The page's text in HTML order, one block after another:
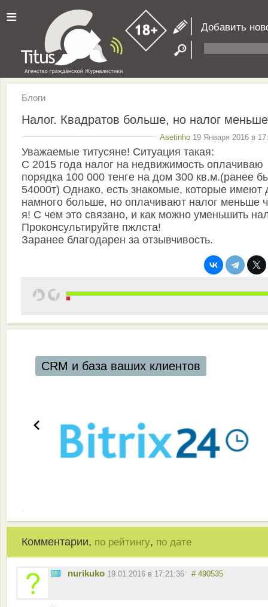
≡ Добавить
Блоги
Налог. Квадратов больше, но налог меньше
Asetinho 19 Января 2016 в
Уважаемые титусяне! Ситуация такая:
С 2015 года налог на недвижимость оплачиваю
порядка 100 000 тенге на дом 300 кв.м.(ранее
54000т) Однако, есть знакомые, которые имеют
намного больше, но оплачивают налог меньше
я! С чем это связано, и как можно уменьшить
Проконсультируйте пжлста!
Заранее благодарен за отзывчивость.
CRM и база ваших клиентов
Комментарии, по рейтингу, по дате
nurikuko 19.01.2016 в 17:21:36 # 490535